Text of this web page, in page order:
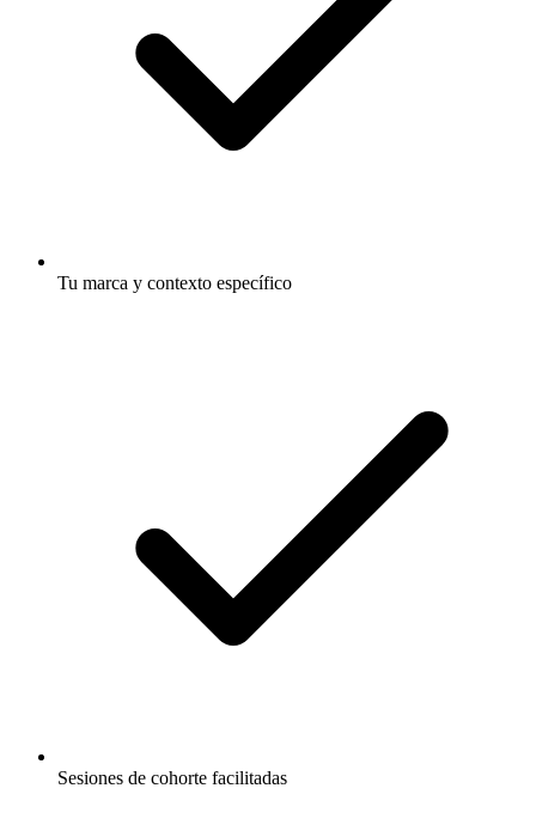
Tu marca y contexto específico
Sesiones de cohorte facilitadas